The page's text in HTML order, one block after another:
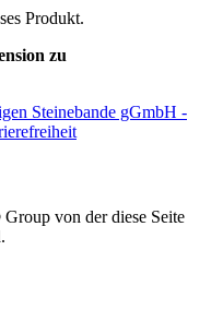
Produkt.
zu
Steinebande gGmbH -
von der diese Seite